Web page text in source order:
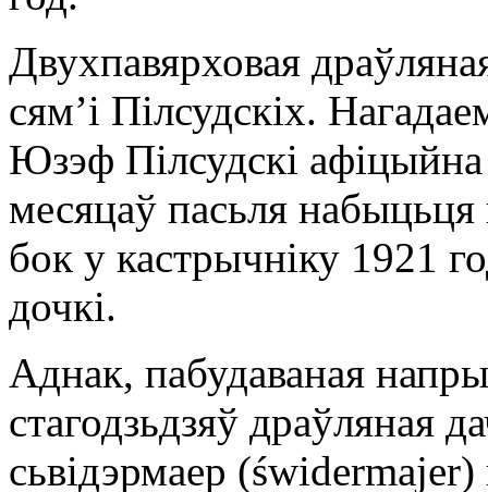
Двухпавярховая
сямʼі Пілсудскіх.
Юзэф Пілсудскі афіцыйна
месяцаў пасьля
бок у кастрычніку 1921
дочкі.
Аднак, пабудаваная
стагодзьдзяў драўляная
сьвідэрмаер